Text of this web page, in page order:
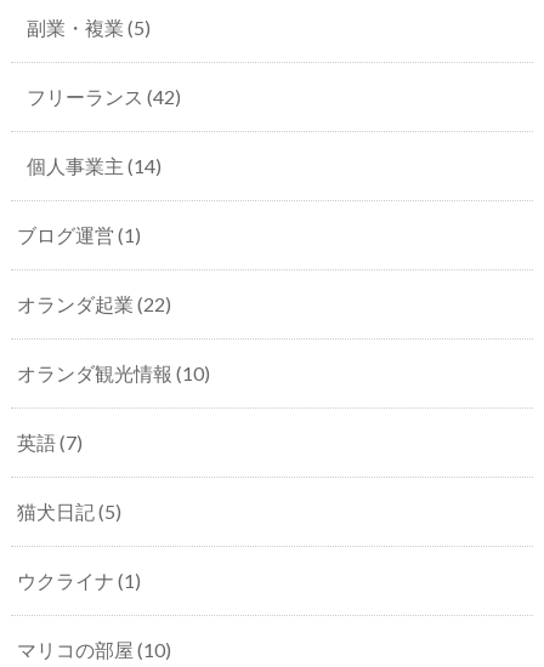
副業・複業 (5)
フリーランス (42)
個人事業主 (14)
ブログ運営 (1)
オランダ起業 (22)
オランダ観光情報 (10)
英語(7)
猫犬日記(5)
ウクライナ (1)
マリコの部屋 (10)